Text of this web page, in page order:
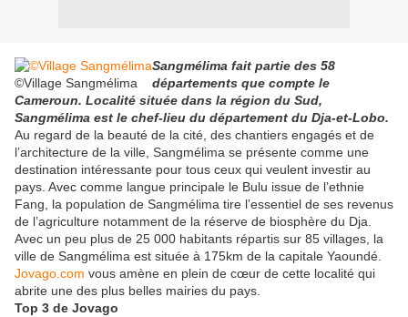
©Village Sangmélima
Sangmélima fait partie des 58
départements que compte le
Cameroun. Localité située dans la région du Sud,
Sangmélima est le chef-lieu du département du Dja-et-Lobo.
Au regard de la beauté de la cité, des chantiers engagés et de
l’architecture de la ville, Sangmélima se présente comme une
destination intéressante pour tous ceux qui veulent investir au
pays. Avec comme langue principale le Bulu issue de l’ethnie
Fang, la population de Sangmélima tire l’essentiel de ses revenus
de l’agriculture notamment de la réserve de biosphère du Dja.
Avec un peu plus de 25 000 habitants répartis sur 85 villages, la
ville de Sangmélima est située à 175km de la capitale Yaoundé.
Jovago.com vous amène en plein de cœur de cette localité qui
abrite une des plus belles mairies du pays.
Top 3 de Jovago